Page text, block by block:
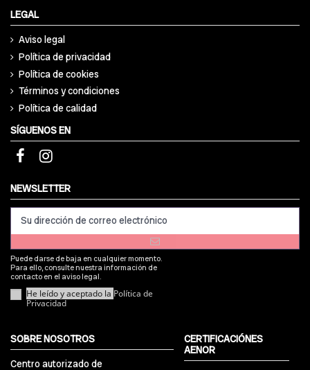
LEGAL
Aviso legal
Política de privacidad
Política de cookies
Términos y condiciones
Política de calidad
SÍGUENOS EN
NEWSLETTER
Puede darse de baja en cualquier momento.
Para ello, consulte nuestra información de
contacto en el aviso legal.
He leído y aceptado la Política de
Privacidad
SOBRE NOSOTROS
Centro autorizado de
CERTIFICACIÓNES
AENOR